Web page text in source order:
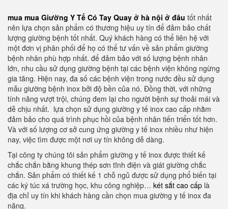
mua mua Giường Y Tế Có Tay Quay ở hà nội ở đâu tốt nhất
nên lựa chọn sản phẩm có thương hiệu uy tín để đảm bảo chất
lượng giường bệnh tốt nhất. Quý khách hàng có thể liên hệ với
một đơn vị phân phối để họ có thể tư vấn về sản phẩm giường
bệnh nhân phù hợp nhất. để đảm bảo với số lượng bệnh nhân
lớn, nhu cầu sử dụng giường bệnh tại các bệnh viện không ngừng
gia tăng. Hiện nay, đa số các bệnh viện trong nước đều sử dụng
mẫu giường bệnh inox bởi độ bền của nó. Đồng thời, với những
tính năng vượt trội, chúng đem lại cho người bệnh sự thoải mái và
dễ chịu nhất. lựa chọn sử dụng giường y tế inox cao cấp nhằm
đảm bảo cho quá trình phục hồi của bệnh nhân tiến triển tốt hơn.
Và với số lượng cơ sở cung ứng giường y tế inox nhiều như hiện
nay, việc tìm được một nơi uy tín không dễ dàng.
Tại công ty chúng tôi sản phẩm giường y tế inox được thiết kế
chắc chắn bằng khung thép sơn tĩnh điện và giát giường chắc
chắn. Sản phẩm có thiết kế 1 chỗ ngủ được sử dụng phổ biến tại
các ký túc xá trường học, khu công nghiệp… két sắt cao cấp là
địa chỉ uy tín khi khách hàng cần chọn mua giường y tế inox đa
năng.